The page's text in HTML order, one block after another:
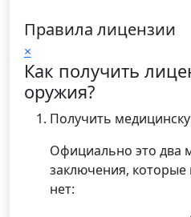
Правила лицензии
×
Как получить
оружия?
Получить
Официально это два
заключения,
нет: